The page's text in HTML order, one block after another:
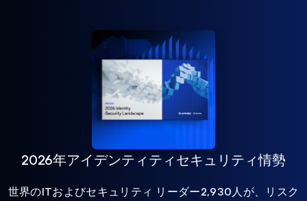
2026年アイデンティティセキュリティ情勢
世界のITおよびセキュリティ リーダー2,930人が、リスク